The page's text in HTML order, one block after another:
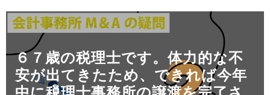
６７歳の税理士です。体力的な不
安が出てきたため、できれば今年